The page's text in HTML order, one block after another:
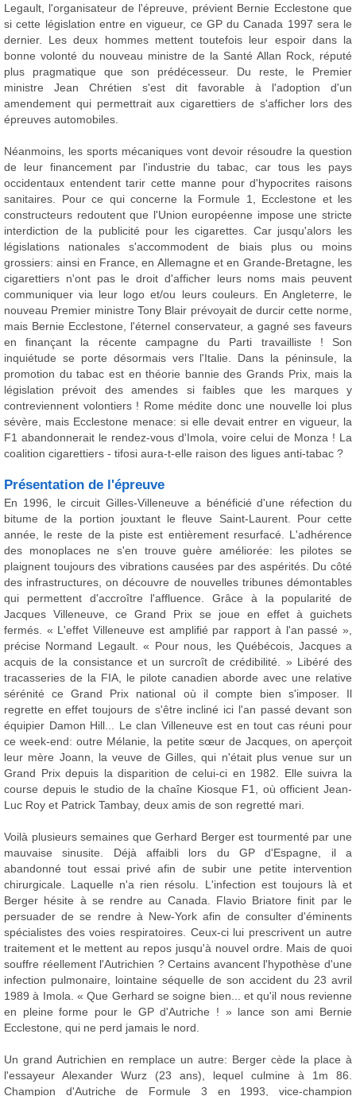
Legault, l'organisateur de l'épreuve, prévient Bernie Ecclestone que
si cette législation entre en vigueur, ce GP du Canada 1997 sera le
dernier. Les deux hommes mettent toutefois leur espoir dans la
bonne volonté du nouveau ministre de la Santé Allan Rock, réputé
plus pragmatique que son prédécesseur. Du reste, le Premier
ministre Jean Chrétien s'est dit favorable à l'adoption d'un
amendement qui permettrait aux cigarettiers de s'afficher lors des
épreuves automobiles.
Néanmoins, les sports mécaniques vont devoir résoudre la question
de leur financement par l'industrie du tabac, car tous les pays
occidentaux entendent tarir cette manne pour d'hypocrites raisons
sanitaires. Pour ce qui concerne la Formule 1, Ecclestone et les
constructeurs redoutent que l'Union européenne impose une stricte
interdiction de la publicité pour les cigarettes. Car jusqu'alors les
législations nationales s'accommodent de biais plus ou moins
grossiers: ainsi en France, en Allemagne et en Grande-Bretagne, les
cigarettiers n'ont pas le droit d'afficher leurs noms mais peuvent
communiquer via leur logo et/ou leurs couleurs. En Angleterre, le
nouveau Premier ministre Tony Blair prévoyait de durcir cette norme,
mais Bernie Ecclestone, l'éternel conservateur, a gagné ses faveurs
en finançant la récente campagne du Parti travailliste ! Son
inquiétude se porte désormais vers l'Italie. Dans la péninsule, la
promotion du tabac est en théorie bannie des Grands Prix, mais la
législation prévoit des amendes si faibles que les marques y
contreviennent volontiers ! Rome médite donc une nouvelle loi plus
sévère, mais Ecclestone menace: si elle devait entrer en vigueur, la
F1 abandonnerait le rendez-vous d'Imola, voire celui de Monza ! La
coalition cigarettiers - tifosi aura-t-elle raison des ligues anti-tabac ?
Présentation de l'épreuve
En 1996, le circuit Gilles-Villeneuve a bénéficié d'une réfection du
bitume de la portion jouxtant le fleuve Saint-Laurent. Pour cette
année, le reste de la piste est entièrement resurfacé. L'adhérence
des monoplaces ne s'en trouve guère améliorée: les pilotes se
plaignent toujours des vibrations causées par des aspérités. Du côté
des infrastructures, on découvre de nouvelles tribunes démontables
qui permettent d'accroître l'affluence. Grâce à la popularité de
Jacques Villeneuve, ce Grand Prix se joue en effet à guichets
fermés. « L'effet Villeneuve est amplifié par rapport à l'an passé »,
précise Normand Legault. « Pour nous, les Québécois, Jacques a
acquis de la consistance et un surcroît de crédibilité. » Libéré des
tracasseries de la FIA, le pilote canadien aborde avec une relative
sérénité ce Grand Prix national où il compte bien s'imposer. Il
regrette en effet toujours de s'être incliné ici l'an passé devant son
équipier Damon Hill... Le clan Villeneuve est en tout cas réuni pour
ce week-end: outre Mélanie, la petite sœur de Jacques, on aperçoit
leur mère Joann, la veuve de Gilles, qui n'était plus venue sur un
Grand Prix depuis la disparition de celui-ci en 1982. Elle suivra la
course depuis le studio de la chaîne Kiosque F1, où officient Jean-
Luc Roy et Patrick Tambay, deux amis de son regretté mari.
Voilà plusieurs semaines que Gerhard Berger est tourmenté par une
mauvaise sinusite. Déjà affaibli lors du GP d'Espagne, il a
abandonné tout essai privé afin de subir une petite intervention
chirurgicale. Laquelle n'a rien résolu. L'infection est toujours là et
Berger hésite à se rendre au Canada. Flavio Briatore finit par le
persuader de se rendre à New-York afin de consulter d'éminents
spécialistes des voies respiratoires. Ceux-ci lui prescrivent un autre
traitement et le mettent au repos jusqu'à nouvel ordre. Mais de quoi
souffre réellement l'Autrichien ? Certains avancent l'hypothèse d'une
infection pulmonaire, lointaine séquelle de son accident du 23 avril
1989 à Imola. « Que Gerhard se soigne bien... et qu'il nous revienne
en pleine forme pour le GP d'Autriche ! » lance son ami Bernie
Ecclestone, qui ne perd jamais le nord.
Un grand Autrichien en remplace un autre: Berger cède la place à
l'essayeur Alexander Wurz (23 ans), lequel culmine à 1m 86.
Champion d'Autriche de Formule 3 en 1993, vice-champion